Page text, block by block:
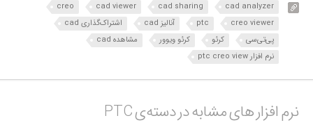
cad analyzer
cad sharing
cad viewer
creo
creo viewer
ptc آنالیز cad
اشتراک‌گذاری cad
پی‌تی‌سی
کرئو کرئو ویوور
مشاهده cad
نرم افزار ptc creo view
نرم افزار های مشابه در دسته‌ی‌ PTC‎